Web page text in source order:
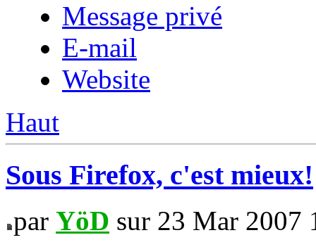
Message privé
E-mail
Website
Haut
Sous Firefox, c'est mieux!
par YöD sur 23 Mar 2007